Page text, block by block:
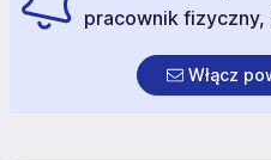
pracownik fizyczny,
Włącz